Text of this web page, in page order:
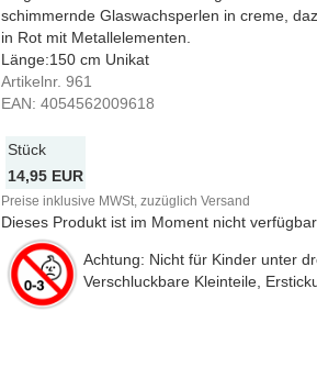
schimmernde Glaswachsperlen in creme,
in Rot mit Metallelementen.
Länge:150 cm Unikat
Artikelnr. 961
EAN: 4054562009618
Stück
14,95 EUR
Preise inklusive MWSt, zuzüglich Versand
Dieses Produkt ist im Moment nicht verfügbar
Achtung: Nicht für Kinder unter
Verschluckbare Kleinteile,